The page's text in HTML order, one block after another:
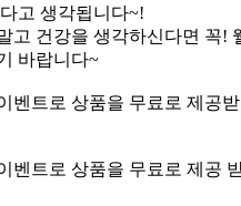
고 생각됩니다~!
고 건강을 생각하신다면 꼭!
바랍니다~
벤트로 상품을 무료로 제공
벤트로 상품을 무료로 제공